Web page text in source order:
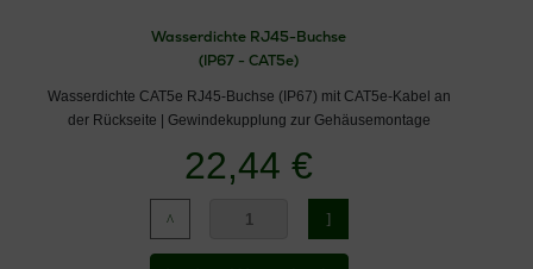
Wasserdichte RJ45-Buchse
(IP67 - CAT5e)
Wasserdichte CAT5e RJ45-Buchse (IP67) mit CAT5e-Kabel an
der Rückseite | Gewindekupplung zur Gehäusemontage
22,44 €